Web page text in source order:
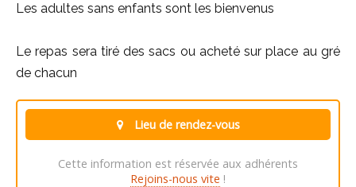
Les adultes sans enfants sont les bienvenus
Le repas sera tiré des sacs ou acheté sur place au gré
de chacun
Lieu de rendez-vous
Cette information est réservée aux adhérents
Rejoins-nous vite !